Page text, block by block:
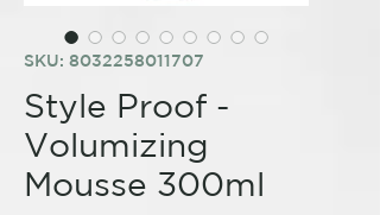
SKU: 8032258011707
Style Proof -
Volumizing
Mousse 300ml